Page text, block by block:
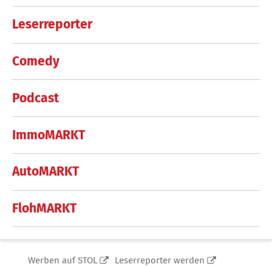
Leserreporter
Comedy
Podcast
ImmoMARKT
AutoMARKT
FlohMARKT
Werben auf STOL
Leserreporter werden